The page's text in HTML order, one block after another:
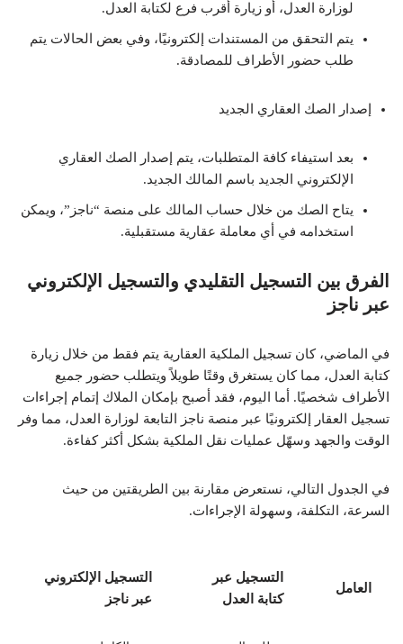
لوزارة العدل، أو زيارة أقرب فرع لكتابة العدل.
يتم التحقق من المستندات إلكترونيًا، وفي بعض الحالات يتم
طلب حضور الأطراف للمصادقة.
إصدار الصك العقاري الجديد
بعد استيفاء كافة المتطلبات، يتم إصدار الصك العقاري
الإلكتروني الجديد باسم المالك الجديد.
يتاح الصك من خلال حساب المالك على منصة “ناجز”، ويمكن
استخدامه في أي معاملة عقارية مستقبلية.
الفرق بين التسجيل التقليدي والتسجيل الإلكتروني
عبر ناجز
في الماضي، كان تسجيل الملكية العقارية يتم فقط من خلال زيارة
كتابة العدل، مما كان يستغرق وقتًا طويلاً ويتطلب حضور جميع
الأطراف شخصيًا. أما اليوم، فقد أصبح بإمكان الملاك إتمام إجراءات
تسجيل العقار إلكترونيًا عبر منصة ناجز التابعة لوزارة العدل، مما وفر
الوقت والجهد وسهّل عمليات نقل الملكية بشكل أكثر كفاءة.
في الجدول التالي، نستعرض مقارنة بين الطريقتين من حيث
السرعة، التكلفة، وسهولة الإجراءات.
العامل
التسجيل عبر
كتابة العدل
التسجيل الإلكتروني
عبر ناجز